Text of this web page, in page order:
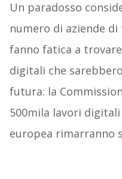
Un paradosso
numero di aziende
fanno fatica a
digitali che
futura: la
500mila lavori digitali
europea rimarranno